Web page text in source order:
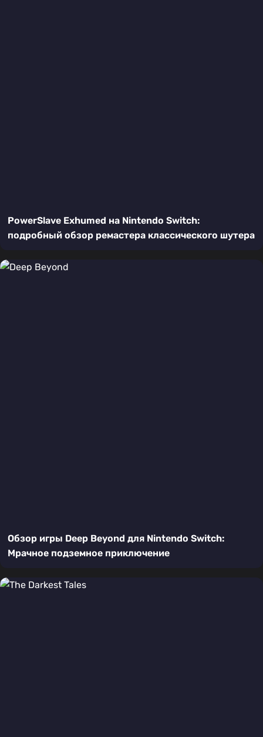
PowerSlave Exhumed на Nintendo Switch:
подробный обзор ремастера классического шутера
Обзор игры Deep Beyond для Nintendo Switch:
Мрачное подземное приключение